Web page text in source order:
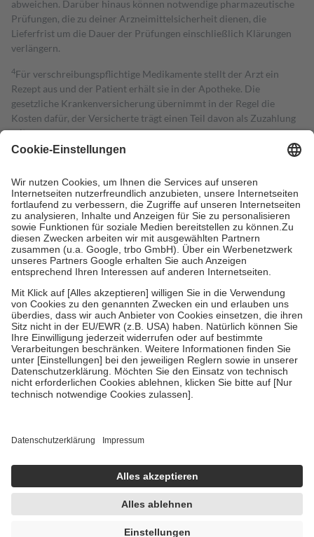
abweichen. Darüber hinaus können notwendige pharmazeutische
Prüfungen, die zu deiner Arzneimittelsicherheit dienen, die
Lieferfrist um die Dauer der Prüfungen einschließlich Klärungen
verlängern.
4Für verschreibungspflichtige Medikamente stellt der Arzt ein
Rezept aus und der Patient erhält sie in der Apotheke. Die
gesetzliche Krankenversicherung übernimmt in der Regel die
Kosten dafür, der Versicherte trägt einen Teil davon als Zuzahlung
mit.
Grundsätzlich leisten Mitglieder Zuzahlungen in Höhe von zehn
höchstens zehn Euro.
Es sind jedoch nie mehr als die tatsächlichen
Kosten der Leistung zu entrichten.
Diese Regeln gelten grundsätzlich auch für Online-Apotheken.
Bei Heilmitteln und häuslicher Krankenpflege beträgt die
Zuzahlung zehn Prozent der Kosten sowie zehn Euro je
Verordnung.
Um das Engagement der Versicherten für ihre eigene Gesundheit zu
stärken und die besondere Stellung der Familie zu unterstützen,
fallenkeine Zuzahlungenan bei:
• Kindern und Jugendlichen bis zum vollendeten 18. Lebensjahr
mit Ausnahme der Fahrkosten
• Untersuchungen zur Vorsorge und Früherkennung, die von der
GKV getragen werden
• empfohlenen Schutzimpfungen
• Harn- und Blutteststreifen
getroffen, um sicherzustellen, dass es sich um echte Bewertungen
https://help.etrusted.com/hc/de/articles/4419944605341
Einige Bilder und Inhalte wurden unter Zuhilfenahme künstlicher